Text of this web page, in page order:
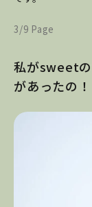
3/9 Page
私がsweetの
があったの！